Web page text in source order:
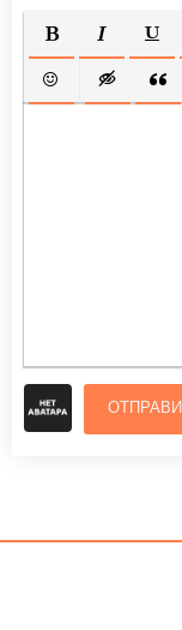
ПОЛУЖИРНЫЙ
КУРСИВ
ВСТАВИТЬВСТАВКА